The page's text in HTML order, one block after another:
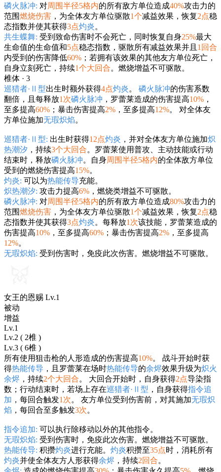
磷火脉冲: 对周围半径5格内的所有敌方单位造成40%攻击力的
范围燃烧伤害 ，为全体友方单位驱散1个减益效果，恢复2点稳
态指数并使其获得3点灼炎。
共生蝶舞: 受到致命伤害时不会死亡，同时恢复自身25%最大
生命值的生命值和5点稳态指数，驱散所有减益效果并且 1回合
内受到的伤害降低60% ；若拥有该效果的其他友方单位死亡，
自身立刻死亡，持续1个大回合。燃烧增益不可驱散。
椎体 · 3
巡猎者·Ⅱ型出生时额外获得4点灼炎。 磷火脉冲的伤害系数
翻倍，且每释放1次磷火脉冲 ，罗蕾莱造成的伤害提高10% ，
至多提高60% ；暴击伤害提高2% ，至多提高12%。 对全体友
方单位施加无瑕炽焰。
巡猎者·Ⅱ型: 出生时获得12点灼炎 ，并对全体友方单位施加炽
热潮汐 ，持续3个大回合。罗蕾莱使用普攻、主动技能或行动
结束时，释放磷火脉冲。自身周围半径5格内的全体敌方单位
受到的燃烧伤害提高15%。
灼炎: 可以为热能传导充能。
炽热潮汐: 攻击力提高6% ，燃烧类增益不可驱散。
磷火脉冲: 对周围半径5格内的所有敌方单位造成80%攻击力的
范围燃烧伤害 ，为全体友方单位驱散1个减益效果，恢复2点稳
态指数并使其获得3点灼炎。每释放1次该技能，罗蕾莱造成的
伤害提高10% ，至多提高60% ；暴击伤害提高2% ，至多提高
12%。
无瑕炽焰: 受到伤害时，免疫此次伤害。燃烧增益不可驱散。
女王的恩赐 Lv.1
被动
增益
Lv.1
Lv.2 ( 2椎 )
Lv.3 ( 6椎 )
所有使用狙击枪的人形造成的伤害提高10%。 战斗开始时获
得热能传导 ，且罗蕾莱在场时热能传导的余烬效果升级为炽火
余烬 ，持续2个大回合。 大回合开始时，自身获得2点导染指
数；行动结束时，若场上存在巡猎者·Ⅱ型 ，自身获得指令追
加 ，每回合触发1次。 友方单位受到伤害前，对其施加无瑕炽
焰 ，每回合至多触发3次。
指令追加: 可以执行除移动以外的其他指令。
无瑕炽焰: 受到伤害时，免疫此次伤害。燃烧增益不可驱散。
热能传导: 积攒灼炎进行充能。 灼炎积攒至35点时，消耗所有
灼炎并使全体友方人形获得余烬 ，持续2回合。